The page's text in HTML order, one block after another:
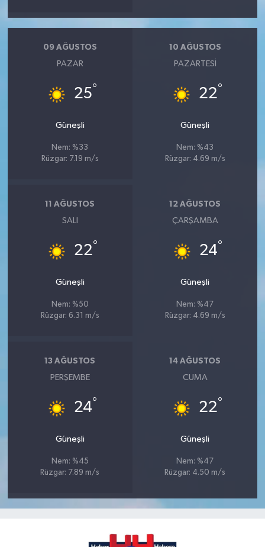
09 AĞUSTOS
PAZAR
25°
Güneşli
Nem: %33
Rüzgar: 7.19 m/s
10 AĞUSTOS
PAZARTESI
22°
Güneşli
Nem: %43
Rüzgar: 4.69 m/s
11 AĞUSTOS
SALI
22°
Güneşli
Nem: %50
Rüzgar: 6.31 m/s
12 AĞUSTOS
ÇARŞAMBA
24°
Güneşli
Nem: %47
Rüzgar: 4.69 m/s
13 AĞUSTOS
PERŞEMBE
24°
Güneşli
Nem: %45
Rüzgar: 7.89 m/s
14 AĞUSTOS
CUMA
22°
Güneşli
Nem: %47
Rüzgar: 4.50 m/s